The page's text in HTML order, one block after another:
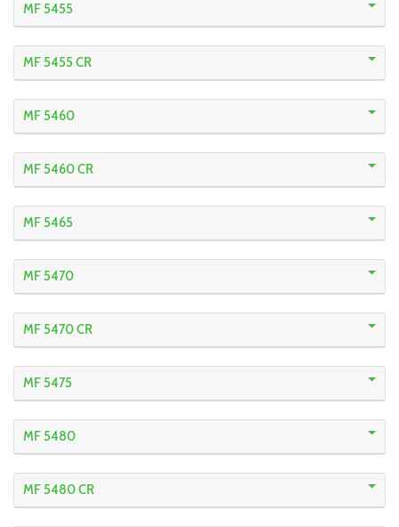
MF 5455
MF 5455 CR
MF 5460
MF 5460 CR
MF 5465
MF 5470
MF 5470 CR
MF 5475
MF 5480
MF 5480 CR